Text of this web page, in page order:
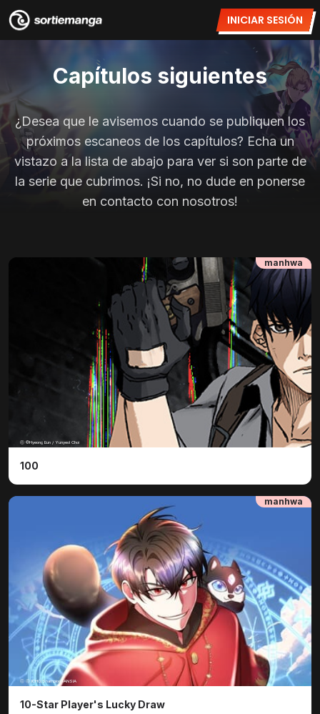
INICIAR SESIÓN
Capítulos siguientes
¿Desea que le avisemos cuando se publiquen los
próximos escaneos de los capítulos? Echa un
vistazo a la lista de abajo para ver si son parte de
la serie que cubrimos. ¡Si no, no dude en ponerse
en contacto con nosotros!
ⓒ ©Hyeong Eun / Yunyeol Choi
manhwa
100
ⓒ ⓒ ICHO/Shampion/FANSIA
manhwa
10-Star Player's Lucky Draw